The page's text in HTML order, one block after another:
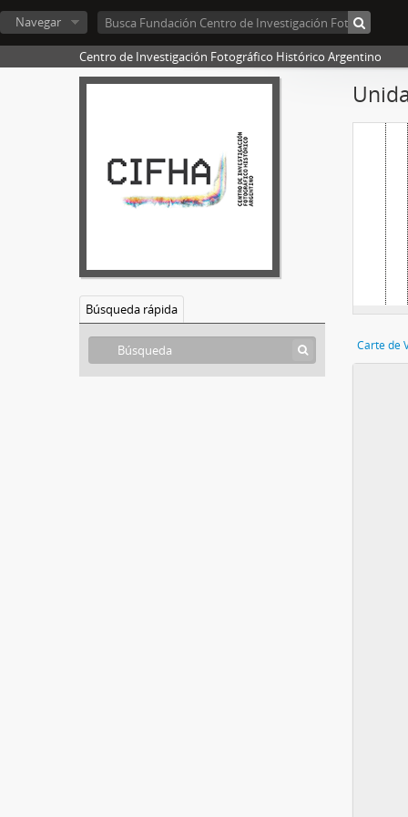
Navegar
Centro de Investigación Fotográfico Histórico Argentino
Búsqueda rápida
Carte de